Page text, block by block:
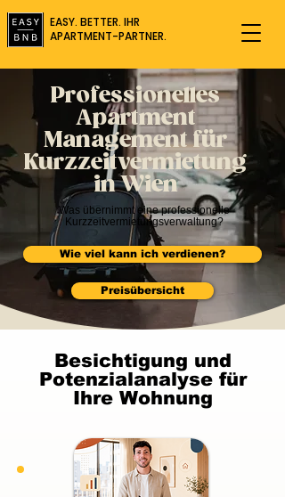
EASY. BETTER. IHR
APARTMENT-PARTNER.
Professionelles
Apartment
Management für
Kurzzeitvermietung
in Wien
Was übernimmt eine professionelle
Kurzzeitvermietungsverwaltung?
Wie viel kann ich verdienen?
Preisübersicht
Besichtigung und
Potenzialanalyse für
Ihre Wohnung